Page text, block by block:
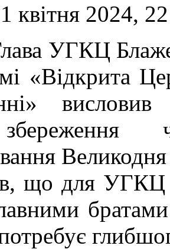
квітня 2024,
УГКЦ
«Відкрита
що для УГКЦ